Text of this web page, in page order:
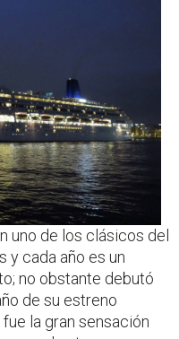
uno de los clásicos del
y cada año es un
no obstante debutó
de su estreno
la gran sensación